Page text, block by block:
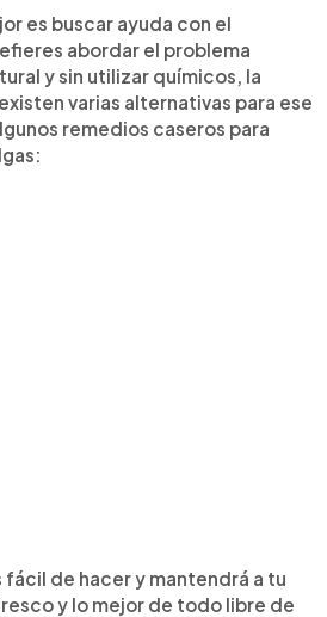
es buscar ayuda con el
abordar el problema
y sin utilizar químicos, la
varias alternativas para ese
remedios caseros para
fácil de hacer y mantendrá a tu
y lo mejor de todo libre de